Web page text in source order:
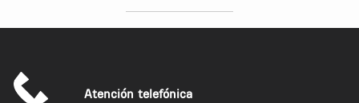
Atención telefónica